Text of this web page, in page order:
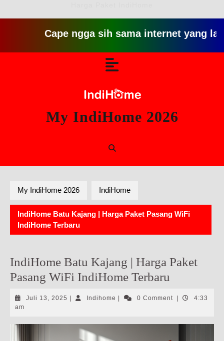
Cape ngga sih sama internet yang
My IndiHome 2026
My IndiHome 2026 IndiHome
IndiHome Batu Kajang | Harga Paket Pasang WiFi
IndiHome Terbaru
IndiHome Batu Kajang | Harga Paket
Pasang WiFi IndiHome Terbaru
Juli 13, 2025 Juli
Indihome Indihome0 Comment
4:33
am